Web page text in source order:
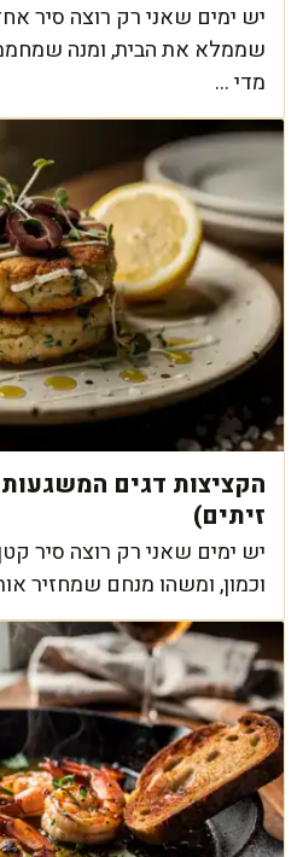
יש ימים שאני רק רוצה סיר
שממלא את הבית, ומנה
מדי ...
זיתים)
יש ימים שאני רק רוצה סיר
וכמון, ומשהו מנחם שמחזיר